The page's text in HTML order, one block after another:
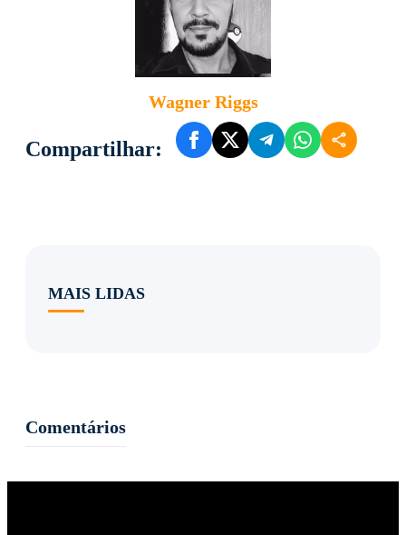
Wagner Riggs
Compartilhar:
MAIS LIDAS
Comentários